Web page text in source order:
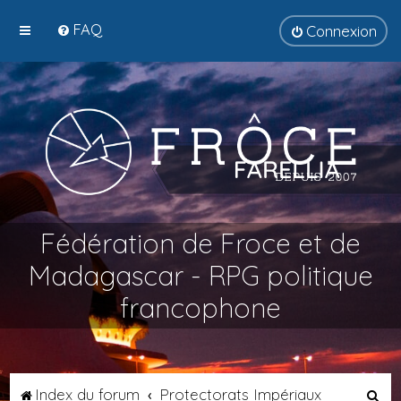
FAQ Connexion
Fédération de Froce et de
Madagascar - RPG politique
francophone
Index du forum Protectorats Impériaux